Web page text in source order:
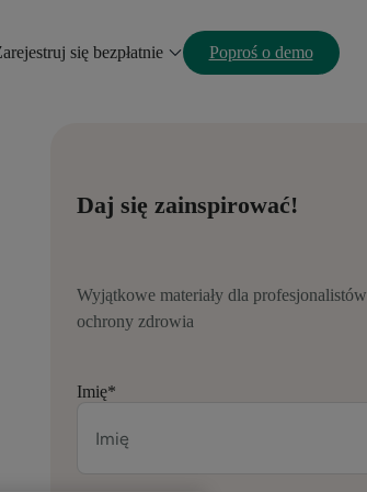
się bezpłatnie Poproś o demo
Daj się zainspirować!
Wyjątkowe materiały dla profesjonalistów
ochrony zdrowia
Imię*